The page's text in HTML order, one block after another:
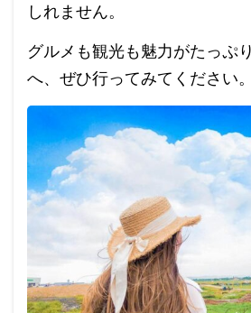
しれません。
グルメも観光も魅力がたっぷ
へ、ぜひ行ってみてください。